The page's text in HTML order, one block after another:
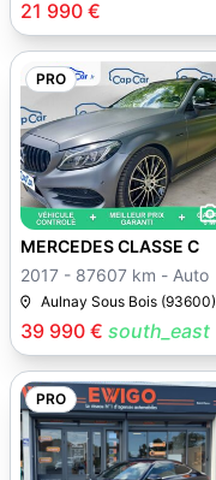
21 990 €
PRO
39 990 € south_east
MERCEDES CLASSE C
2017 - 87607 km - Auto
Aulnay Sous Bois (93600)
PRO